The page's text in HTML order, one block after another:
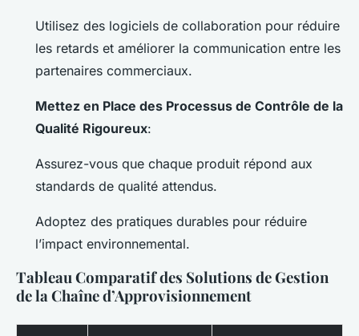
Utilisez des logiciels de collaboration pour réduire
les retards et améliorer la communication entre les
partenaires commerciaux.
Mettez en Place des Processus de Contrôle de la
Qualité Rigoureux:
Assurez-vous que chaque produit répond aux
standards de qualité attendus.
Adoptez des pratiques durables pour réduire
l’impact environnemental.
Tableau Comparatif des Solutions de Gestion
de la Chaîne d’Approvisionnement